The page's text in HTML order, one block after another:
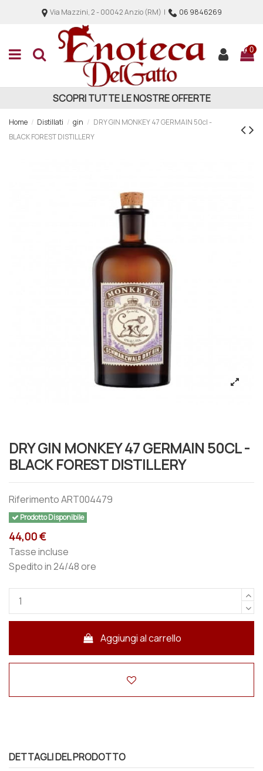
Via Mazzini, 2 - 00042 Anzio (RM) | 06 9846269
0
SCOPRI TUTTE LE NOSTRE OFFERTE
Home Distillati gin
DRY GIN MONKEY 47 GERMAIN 50cl -
BLACK FOREST DISTILLERY
DRY GIN MONKEY 47 GERMAIN 50CL -
BLACK FOREST DISTILLERY
RiferimentoART004479
Prodotto Disponibile
44,00 €
Tasse incluse
Spedito in 24/48 ore
Aggiungi al carrello
DETTAGLI DEL PRODOTTO